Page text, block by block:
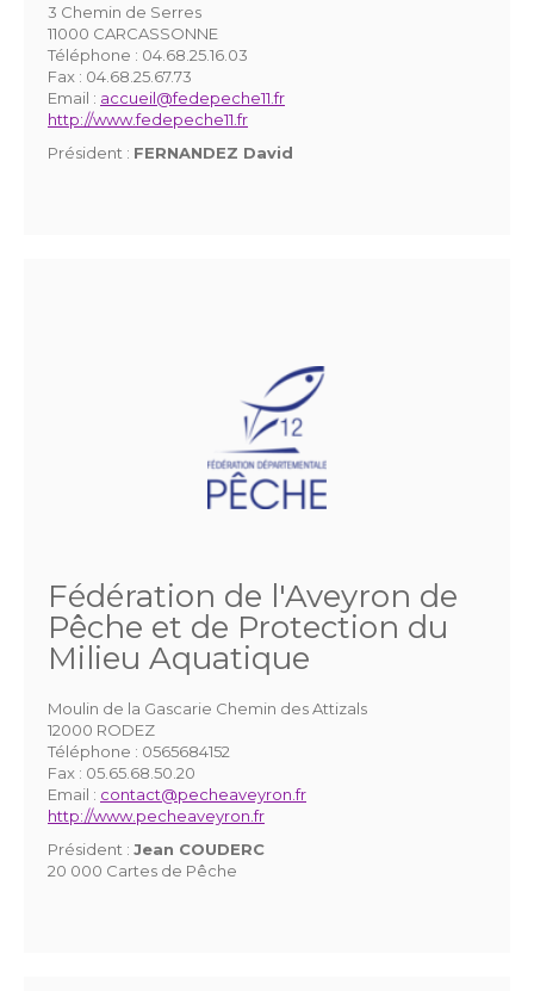
3 Chemin de Serres
11000 CARCASSONNE
Téléphone : 04.68.25.16.03
Fax : 04.68.25.67.73
Email : accueil@fedepeche11.fr
http://www.fedepeche11.fr
Président : FERNANDEZ David
Fédération de l'Aveyron de
Pêche et de Protection du
Milieu Aquatique
Moulin de la Gascarie Chemin des Attizals
12000 RODEZ
Téléphone : 0565684152
Fax : 05.65.68.50.20
Email : contact@pecheaveyron.fr
http://www.pecheaveyron.fr
Président : Jean COUDERC
20 000 Cartes de Pêche